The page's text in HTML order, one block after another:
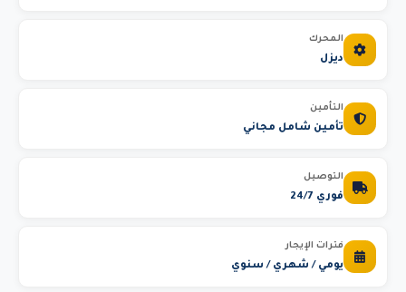
المحرك
ديزل
التأمين
تأمين شامل مجاني
التوصيل
فوري 24/7
فترات الإيجار
يومي / شهري / سنوي